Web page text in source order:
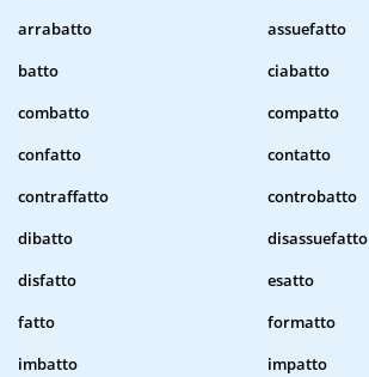
arrabatto
assuefatto
batto
ciabatto
combatto
compatto
confatto
contatto
contraffatto
controbatto
dibatto
disassuefatto
disfatto
esatto
fatto
formatto
imbatto
impatto